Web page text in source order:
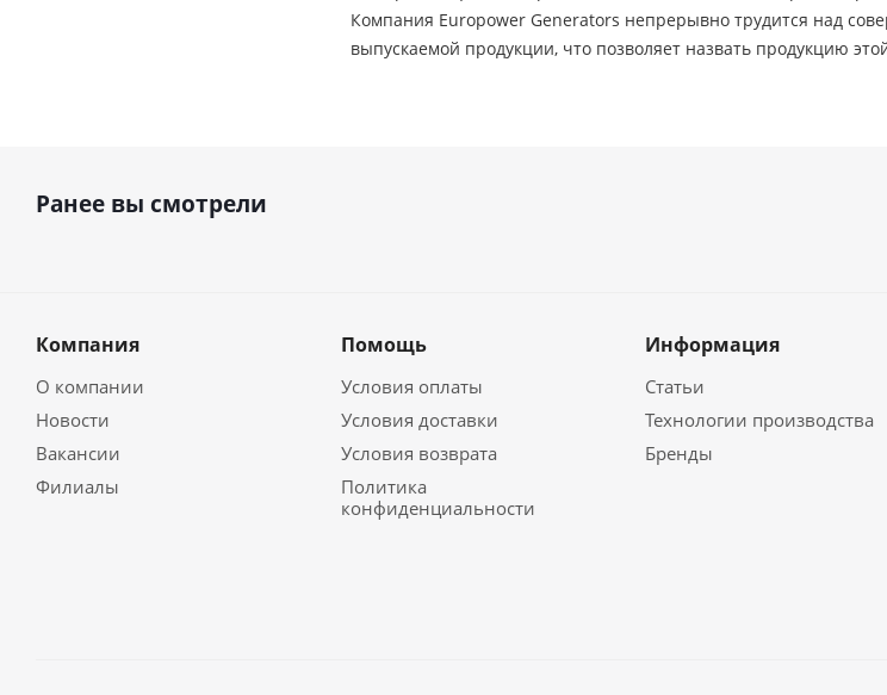
Компания Europower Generators непрерывно трудится над
выпускаемой продукции, что позволяет назвать продукцию
Ранее вы смотрели
Компания
О компании
Новости
Вакансии
Филиалы
Помощь
Условия оплаты
Условия доставки
Условия возврата
Политика
конфиденциальности
Информация
Статьи
Технологии производства
Бренды